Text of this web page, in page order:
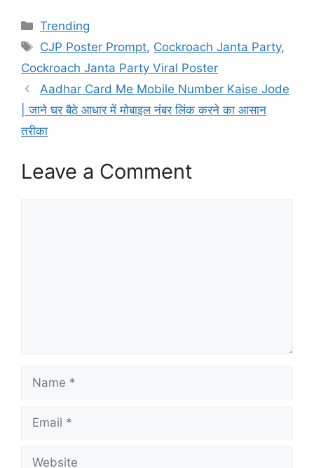
c
e
b
o
o
k
at
s
A
p
p
gr
a
m
e
Categories
Trending
Tags
CJP Poster Prompt, Cockroach Janta Party,
Cockroach Janta Party Viral Poster
Aadhar Card Me Mobile Number Kaise Jode
| जाने घर बैठे आधार में मोबाइल नंबर लिंक करने का आसान
तरीका
Leave a Comment